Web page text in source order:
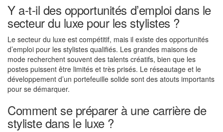
Y a-t-il des opportunités d’emploi dans le
secteur du luxe pour les stylistes ?
Le secteur du luxe est compétitif, mais il existe des opportunités
d’emploi pour les stylistes qualifiés. Les grandes maisons de
mode recherchent souvent des talents créatifs, bien que les
postes puissent être limités et très prisés. Le réseautage et le
développement d’un portefeuille solide sont des atouts importants
pour se démarquer.
Comment se préparer à une carrière de
styliste dans le luxe ?